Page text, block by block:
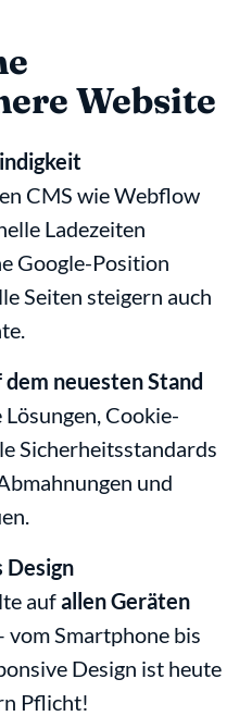
Website
CMS wie Webflow
Ladezeiten
Google-Position
Seiten steigern auch
neuesten Stand
Cookie-
Sicherheitsstandards
und
Design
auf allen Geräten
vom Smartphone bis
Design ist heute
Pflicht!